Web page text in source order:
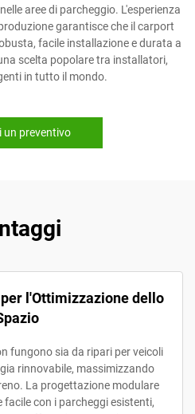
aree di parcheggio. L'esperienza
garantisce che il carport
facile installazione e durata a
scelta popolare tra installatori,
in tutto il mondo.
un preventivo
l'Ottimizzazione dello
fungono sia da ripari per veicoli
rinnovabile, massimizzando
La progettazione modulare
con i parcheggi esistenti,